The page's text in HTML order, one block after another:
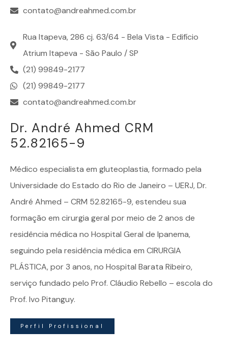
contato@andreahmed.com.br
Rua Itapeva, 286 cj. 63/64 - Bela Vista - Edifício
Atrium Itapeva - São Paulo / SP
(21) 99849-2177
(21) 99849-2177
contato@andreahmed.com.br
Dr. André Ahmed CRM
52.82165-9
Médico especialista em gluteoplastia, formado pela
Universidade do Estado do Rio de Janeiro – UERJ, Dr.
André Ahmed – CRM 52.82165-9, estendeu sua
formação em cirurgia geral por meio de 2 anos de
residência médica no Hospital Geral de Ipanema,
seguindo pela residência médica em CIRURGIA
PLÁSTICA, por 3 anos, no Hospital Barata Ribeiro,
serviço fundado pelo Prof. Cláudio Rebello – escola do
Prof. Ivo Pitanguy.
Perfil Profissional